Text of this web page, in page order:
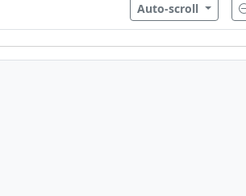
Auto-scroll